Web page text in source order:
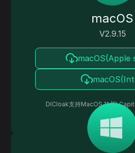
macOS
V2.9.15
macOS(Apple
DICloak支持MacOS 11 (EI